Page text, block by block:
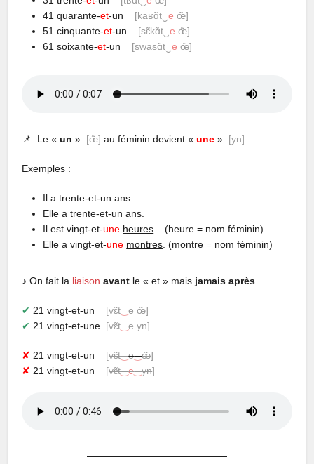
41 quarante-et-un [kaʁɑ̃t‿eœ̃]
51 cinquante-et-un [sɛ̃kɑ̃t‿eœ̃]
61 soixante-et-un [swasɑ̃t‿eœ̃]
📌 Le «un » [œ̃]au féminin devient «une » [yn]
Exemples :
Il a trente-et-un ans.
Elle a trente-et-un ans.
Il est vingt-et-une heures . (heure = nom féminin)
Elle a vingt-et-une montres . (montre = nom féminin)
♪ On fait la liaison avant le « et » mais jamais après
✔︎ 21 vingt-et-un [vɛ̃t ‿eœ̃]
✔︎ 21 vingt-et-une [vɛ̃t ‿e yn]
✘ 21 vingt-et-un [vɛ̃t‿e‿œ̃]
✘ 21 vingt-et-un [vɛ̃t‿e‿yn]